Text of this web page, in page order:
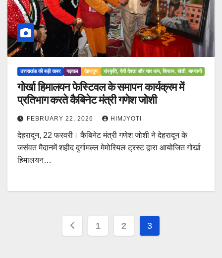
उत्तराखंड की बड़ी खबर गढ़वाल देहरादून संस्कृति, देवी देवता और चार धाम, किसान, खेती, बागवानी
गोर्खा हिमालयन फेस्टिवल के समापन कार्यक्रम में
प्रतिभाग करते कैबिनेट मंत्री गणेश जोशी
FEBRUARY 22, 2026 HIMJYOTI
देहरादून, 22 फरवरी। कैबिनेट मंत्री गणेश जोशी ने देहरादून के
जसंवत मैदानमें शहीद दुर्गामल्ल मेमोरियल ट्रस्ट द्वारा आयोजित गोर्खा
हिमालयन…
Posts
1 2 3